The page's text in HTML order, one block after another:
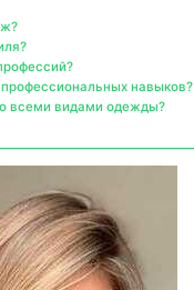
навыков?
всеми видами одежды?